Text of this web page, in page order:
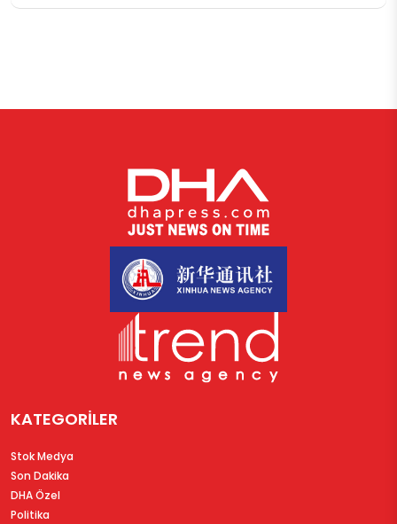
KATEGORİLER
Stok Medya
Son Dakika
DHA Özel
Politika